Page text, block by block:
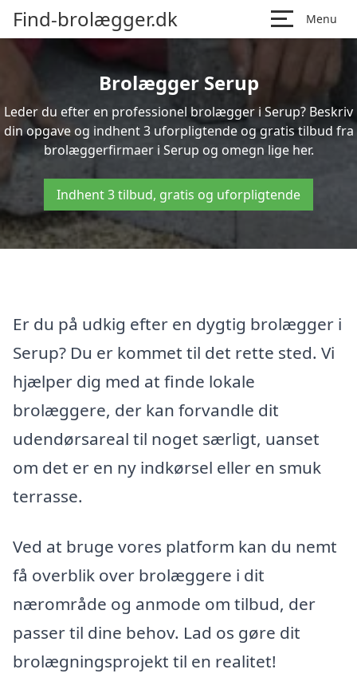
Find-brolægger.dk Menu
Brolægger Serup
Leder du efter en professionel brolægger i Serup? Beskriv
din opgave og indhent 3 uforpligtende og gratis tilbud fra
brolæggerfirmaer i Serup og omegn lige her.
Indhent 3 tilbud, gratis og uforpligtende
Er du på udkig efter en dygtig brolægger i
Serup? Du er kommet til det rette sted. Vi
hjælper dig med at finde lokale
brolæggere, der kan forvandle dit
udendørsareal til noget særligt, uanset
om det er en ny indkørsel eller en smuk
terrasse.
Ved at bruge vores platform kan du nemt
få overblik over brolæggere i dit
nærområde og anmode om tilbud, der
passer til dine behov. Lad os gøre dit
brolægningsprojekt til en realitet!